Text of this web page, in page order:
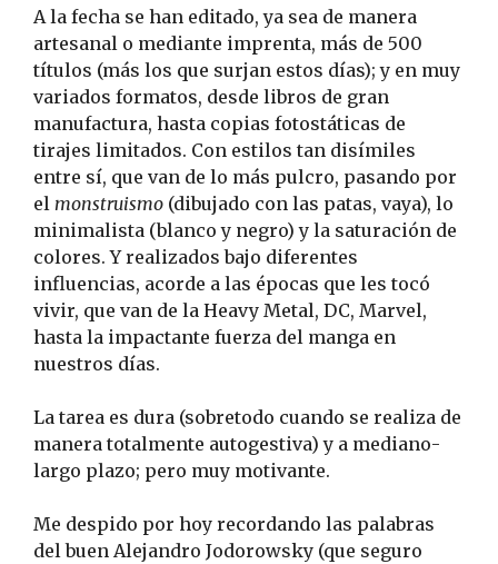
A la fecha se han editado, ya sea de manera
artesanal o mediante imprenta, más de 500
títulos (más los que surjan estos días); y en muy
variados formatos, desde libros de gran
manufactura, hasta copias fotostáticas de
tirajes limitados. Con estilos tan disímiles
entre sí, que van de lo más pulcro, pasando por
el monstruismo (dibujado con las patas, vaya), lo
minimalista (blanco y negro) y la saturación de
colores. Y realizados bajo diferentes
influencias, acorde a las épocas que les tocó
vivir, que van de la Heavy Metal, DC, Marvel,
hasta la impactante fuerza del manga en
nuestros días.
La tarea es dura (sobretodo cuando se realiza de
manera totalmente autogestiva) y a mediano-
largo plazo; pero muy motivante.
Me despido por hoy recordando las palabras
del buen Alejandro Jodorowsky (que seguro